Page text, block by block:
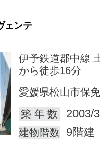
ェンテ
伊予鉄道郡中線
から徒歩16分
愛媛県松山市保
築 年 数
2003/
建物階数 9階建